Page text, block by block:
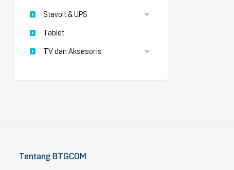
Stavolt & UPS
Tablet
TV dan Aksesoris
Tentang BTGCOM